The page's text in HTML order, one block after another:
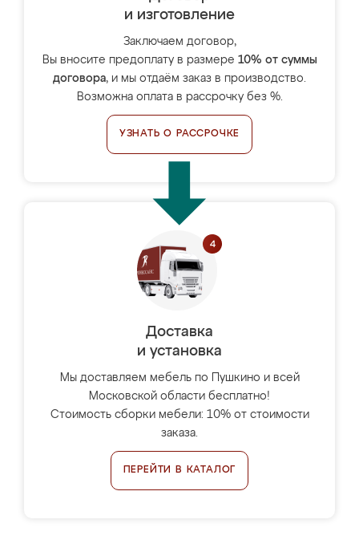
и изготовление
Заключаем договор,
Вы вносите предоплату в размере 10% от суммы
договора, и мы отдаём заказ в производство.
Возможна оплата в рассрочку без %.
УЗНАТЬ О РАССРОЧКЕ
Доставка
и установка
Мы доставляем мебель по Пушкино и всей
Московской области бесплатно!
Стоимость сборки мебели: 10% от стоимости
заказа.
ПЕРЕЙТИ В КАТАЛОГ